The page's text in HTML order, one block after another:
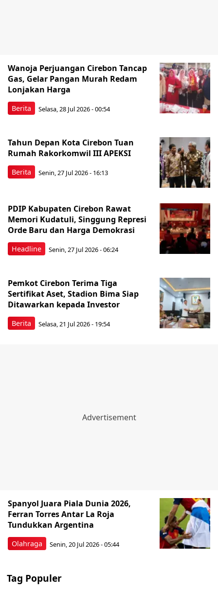
Berita
Wanoja Perjuangan Cirebon Tancap
Gas, Gelar Pangan Murah Redam
Lonjakan Harga
Selasa, 28 Jul 2026 - 00:54
Berita
Tahun Depan Kota Cirebon Tuan
Rumah Rakorkomwil III APEKSI
Senin, 27 Jul 2026 - 16:13
Headline
PDIP Kabupaten Cirebon Rawat
Memori Kudatuli, Singgung Represi
Orde Baru dan Harga Demokrasi
Senin, 27 Jul 2026 - 06:24
Berita
Pemkot Cirebon Terima Tiga
Sertifikat Aset, Stadion Bima Siap
Ditawarkan kepada Investor
Selasa, 21 Jul 2026 - 19:54
Olahraga
Spanyol Juara Piala Dunia 2026,
Ferran Torres Antar La Roja
Tundukkan Argentina
Senin, 20 Jul 2026 - 05:44
Tag Populer